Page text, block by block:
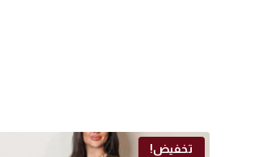
تخفيض!